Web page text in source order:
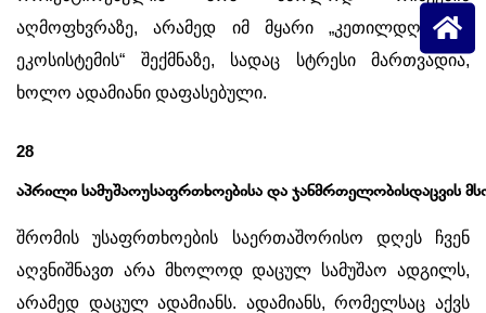
აღმოფხვრაზე, არამედ იმ მყარი „კეთილდღეობის
ეკოსისტემის“ შექმნაზე, სადაც სტრესი მართვადია,
ხოლო ადამიანი დაფასებული.
28
აპრილი სამუშაოუსაფრთხოებისა და ჯანმრთელობისდაცვის
შრომის უსაფრთხოების საერთაშორისო დღეს ჩვენ
აღვნიშნავთ არა მხოლოდ დაცულ სამუშაო ადგილს,
არამედ დაცულ ადამიანს. ადამიანს, რომელსაც აქვს